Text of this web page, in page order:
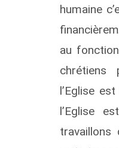
humaine
au
chrétiens
l’Eglise
l’Eglise
travaillons